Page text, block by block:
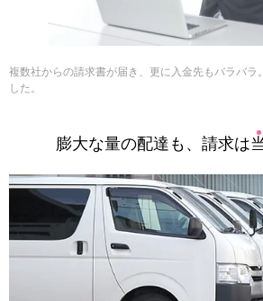
複数社からの請求書が届き、更に入金先もバラバラ
した。
膨大な量の配達も、請求は